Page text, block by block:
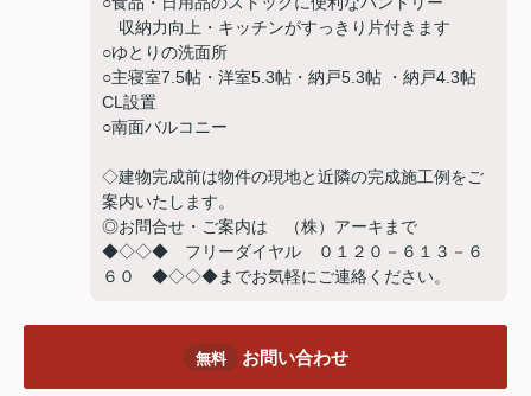
収納力向上・キッチンがすっきり片付きます
○ゆとりの洗面所
○主寝室7.5帖・洋室5.3帖・納戸5.3帖 ・納戸4.3帖
CL設置
○南面バルコニー
◇建物完成前は物件の現地と近隣の完成施工例をご
案内いたします。
◎お問合せ・ご案内は （株）アーキまで
◆◇◇◆ フリーダイヤル ０１２０－６１３－６
６０ ◆◇◇◆までお気軽にご連絡ください。
無料 お問い合わせ